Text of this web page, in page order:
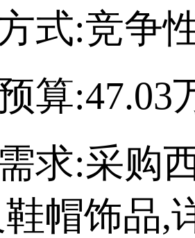
式:竞争
算:47.03
求:采购
帽饰品,